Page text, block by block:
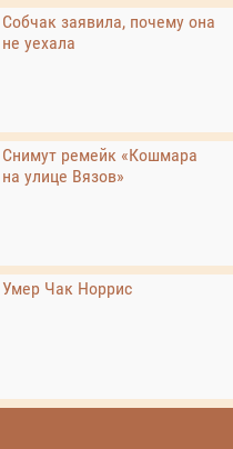
Собчак заявила, почему она
не уехала
Снимут ремейк «Кошмара
на улице Вязов»
Умер Чак Норрис